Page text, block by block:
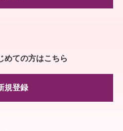
めての方はこちら
規登録